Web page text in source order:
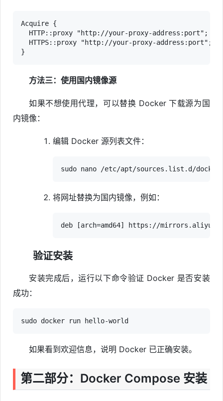
Acquire {
  HTTP::proxy "http://your-proxy-address:port";
  HTTPS::proxy "http://your-proxy-address:port";
方法三：使用国内镜像源
如果不想使用代理，可以替换 Docker 下载源为国
内镜像：
编辑 Docker 源列表文件：
将网址替换为国内镜像，例如：
验证安装
安装完成后，运行以下命令验证 Docker 是否安装
成功：
如果看到欢迎信息，说明 Docker 已正确安装。
第二部分：Docker Compose 安装